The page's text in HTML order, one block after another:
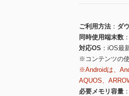
ご利用方法
ダ
同時使用端末数
対応OS
iOS最
※コンテンツの
※Androidは、
AQUOS、
必要メモリ容量